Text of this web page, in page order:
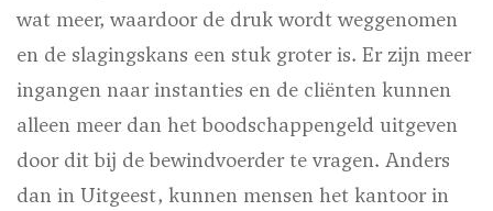
wat meer, waardoor de druk wordt weggenomen
en de slagingskans een stuk groter is. Er zijn meer
ingangen naar instanties en de cliënten kunnen
alleen meer dan het boodschappengeld uitgeven
door dit bij de bewindvoerder te vragen. Anders
dan in Uitgeest, kunnen mensen het kantoor in